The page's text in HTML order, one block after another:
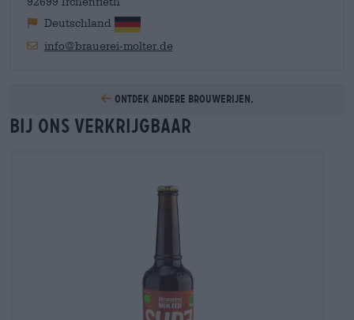
Deutschland
info@brauerei-molter.de
Ontdek andere brouwerijen.
Bij ons verkrijgbaar